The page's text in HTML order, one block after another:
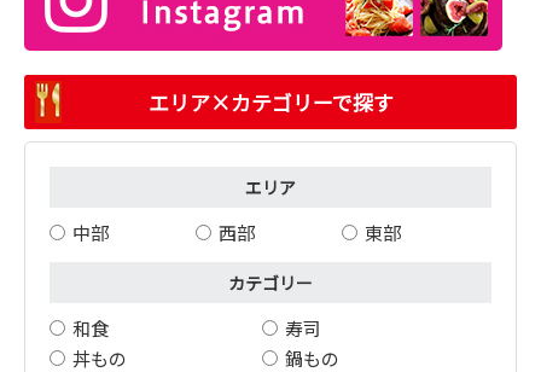
エリア×カテゴリーで探す
エリア
中部 西部 東部
カテゴリー
和食
寿司
丼もの
鍋もの